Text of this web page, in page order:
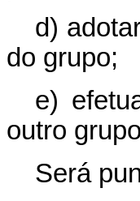
d)
do grupo;
e)
outro
Será